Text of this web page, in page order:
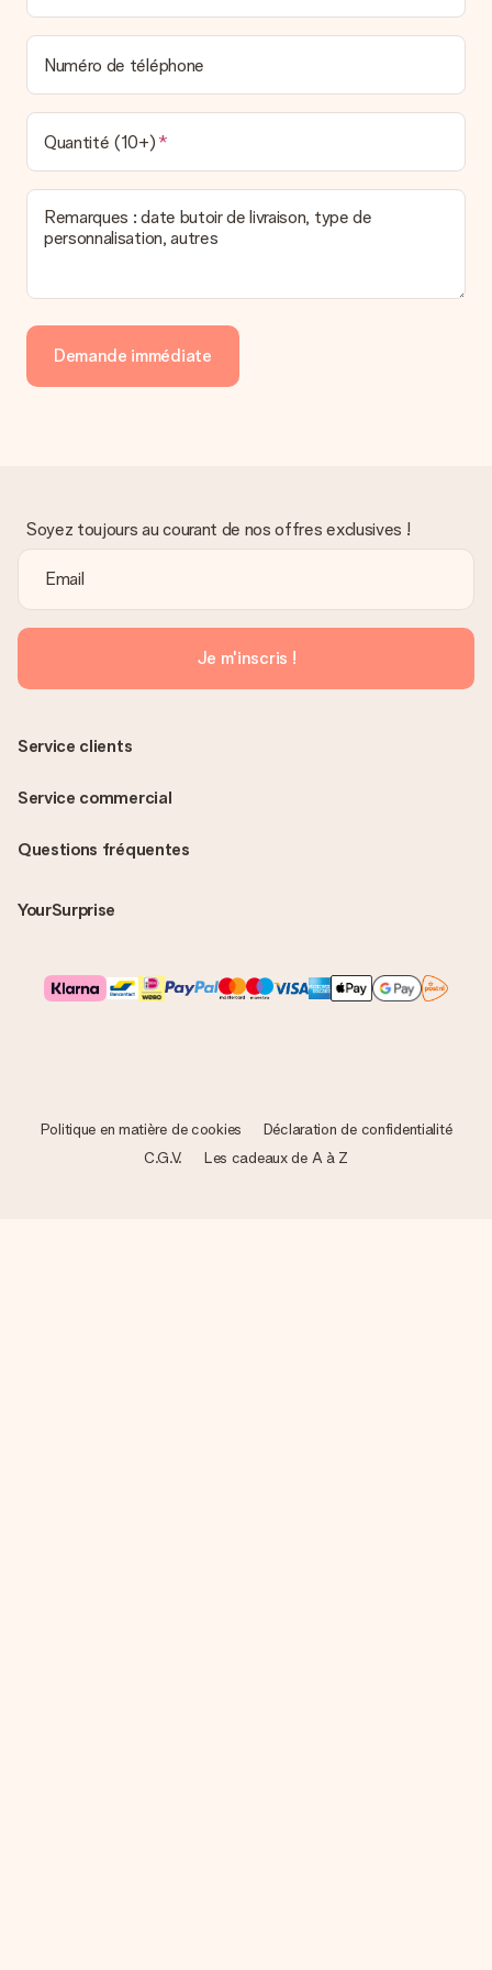
Numéro de téléphone
Quantité (10+)
Remarques : date butoir de livraison, type de
personnalisation, autres
Demande immédiate
Soyez toujours au courant de nos offres exclusives !
Je m'inscris !
Questions fréquentes
YourSurprise
Service clients
Service commercial
Politique en matière de cookies
Déclaration de confidentialité
C.G.V.
Les cadeaux de A à Z